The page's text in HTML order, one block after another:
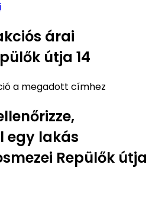
árai
útja 14
a megadott címhez
egy lakás
Repülők útja